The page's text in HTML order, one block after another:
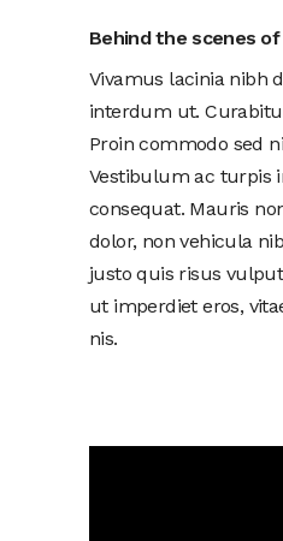
Behind the scenes
Vivamus lacinia nibh
interdum ut.
Proin commodo sed
Vestibulum ac turpis
consequat. Mauris
dolor, non vehicula
justo quis risus
ut imperdiet eros,
nis.